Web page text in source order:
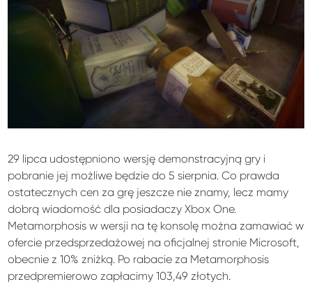
29 lipca udostępniono wersję demonstracyjną gry i
pobranie jej możliwe będzie do 5 sierpnia. Co prawda
ostatecznych cen za grę jeszcze nie znamy, lecz mamy
dobrą wiadomość dla posiadaczy Xbox One.
Metamorphosis w wersji na tę konsolę można zamawiać w
ofercie przedsprzedażowej na oficjalnej stronie Microsoft,
obecnie z 10% zniżką. Po rabacie za Metamorphosis
przedpremierowo zapłacimy 103,49 złotych.